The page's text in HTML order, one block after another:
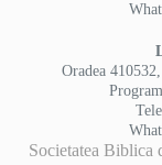
Oradea
Societatea